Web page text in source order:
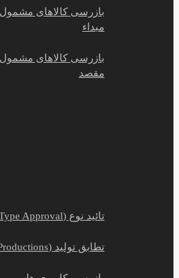
بازرسی کالاهای مشمول
مبداء
بازرسی کالاهای مشمول
مقصد
تائید نوع (Type Approval)
تطابق تولید (Conformity of Productions)